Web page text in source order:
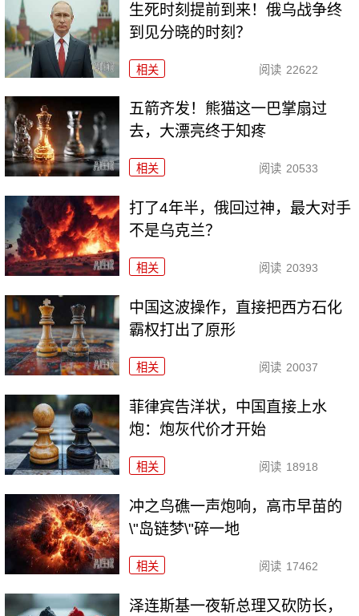
生死时刻提前到来！俄乌战争终
到见分晓的时刻？
相关 阅读 22622
五箭齐发！熊猫这一巴掌扇过
去，大漂亮终于知疼
相关 阅读 20533
打了4年半，俄回过神，最大对手
不是乌克兰？
相关 阅读 20393
中国这波操作，直接把西方石化
霸权打出了原形
相关 阅读 20037
菲律宾告洋状，中国直接上水
炮：炮灰代价才开始
相关 阅读 18918
冲之鸟礁一声炮响，高市早苗的
\"岛链梦\"碎一地
相关 阅读 17462
泽连斯基一夜斩总理又砍防长，